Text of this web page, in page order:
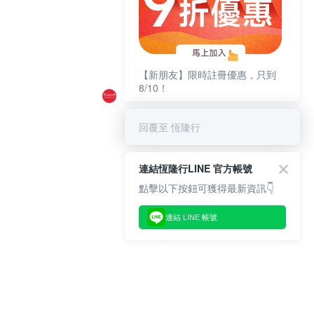
【新朋友】限時註冊優惠，只到
8/10！
回覆至 恆隆行
連結恆隆行LINE 官方帳號
點擊以下按鈕可獲得最新資訊👇
連結 LINE 帳號